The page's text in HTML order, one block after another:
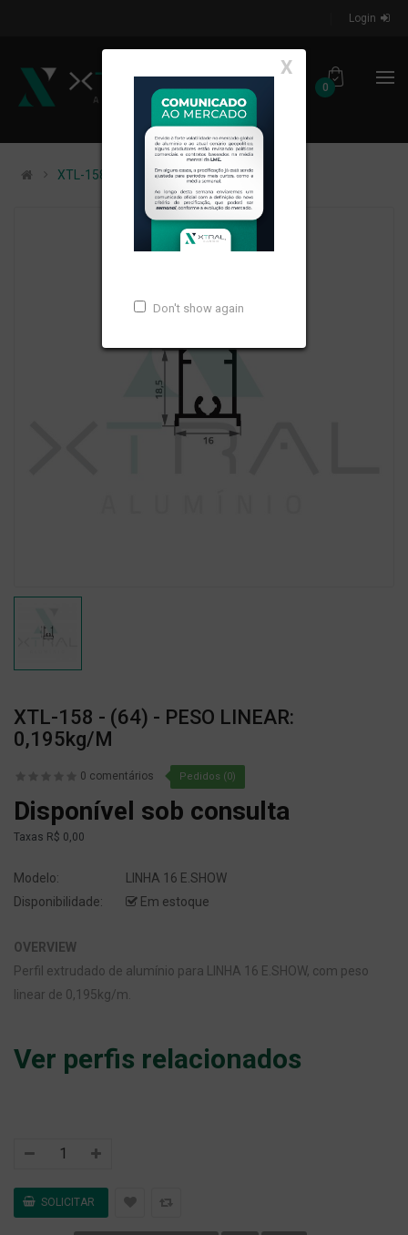
Login
0
X
Don't show again
XTL-158 - (64) - PESO LINEAR: 0,195kg/m
XTL-158 - (64) - PESO LINEAR:
0,195kg/m
0 comentários Pedidos (0)
Disponível sob consulta
Taxas R$ 0,00
Modelo:
LINHA 16 E.SHOW
Disponibilidade:
Em estoque
OVERVIEW
Perfil extrudado de alumínio para LINHA 16 E.SHOW, com peso
linear de 0,195kg/m.
Ver perfis relacionados